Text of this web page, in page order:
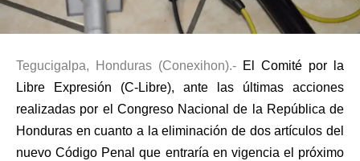
Tegucigalpa, Honduras (Conexihon).- El Comité por la
Libre Expresión (C-Libre), ante las últimas acciones
realizadas por el Congreso Nacional de la República de
Honduras en cuanto a la eliminación de dos artículos del
nuevo Código Penal que entraría en vigencia el próximo